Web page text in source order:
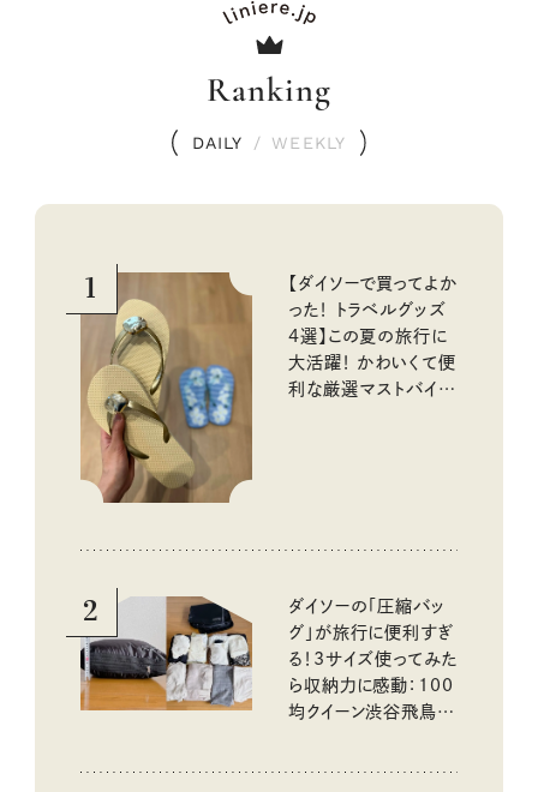
Ranking
DAILY / WEEKLY
1
【ダイソーで買ってよか
った！ トラベルグッズ
4選】この夏の旅行に
大活躍！ かわいくて便
利な厳選マストバイア
2
ダイソーの「圧縮バッ
グ」が旅行に便利すぎ
る！3サイズ使ってみた
ら収納力に感動：100
均クイーン渋谷飛鳥の